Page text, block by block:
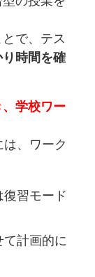
で、テス
時間を確
学校ワー
、ワーク
習モード
計画的に